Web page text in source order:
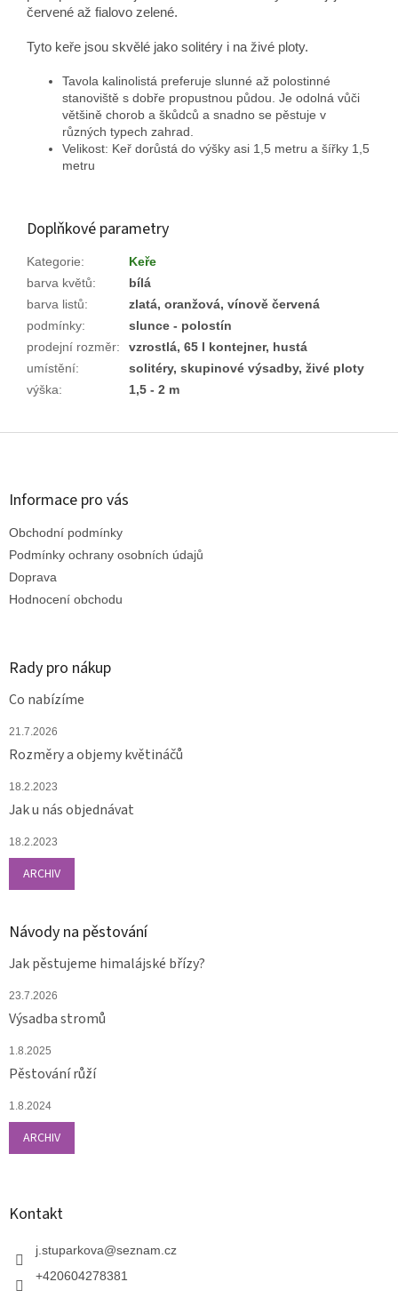
červené až fialovo zelené.
Tyto keře jsou skvělé jako solitéry i na živé ploty.
Tavola kalinolistá preferuje slunné až polostinné
stanoviště s dobře propustnou půdou. Je odolná vůči
většině chorob a škůdců a snadno se pěstuje v
různých typech zahrad.
Velikost: Keř dorůstá do výšky asi 1,5 metru a šířky 1,5
metru
Doplňkové parametry
Kategorie:
Keře
barva květů:
bílá
barva listů:
zlatá, oranžová, vínově červená
podmínky:
slunce - polostín
prodejní rozměr:
vzrostlá, 65 l kontejner, hustá
umístění:
solitéry, skupinové výsadby, živé ploty
výška: 1,5 - 2 m
Z
Informace pro vás
Obchodní podmínky
Podmínky ochrany osobních údajů
Doprava
Hodnocení obchodu
Rady pro nákup
Co nabízíme
21.7.2026
Rozměry a objemy květináčů
18.2.2023
Jak u nás objednávat
18.2.2023
ARCHIV
Návody na pěstování
Jak pěstujeme himalájské břízy?
23.7.2026
Výsadba stromů
1.8.2025
Pěstování růží
1.8.2024
ARCHIV
Kontakt
j.stuparkova@seznam.cz
+420604278381